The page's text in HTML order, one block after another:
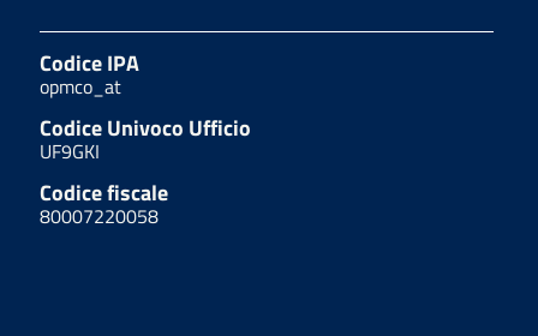
Codice IPA
opmco_at
Codice Univoco Ufficio
UF9GKI
Codice fiscale
80007220058